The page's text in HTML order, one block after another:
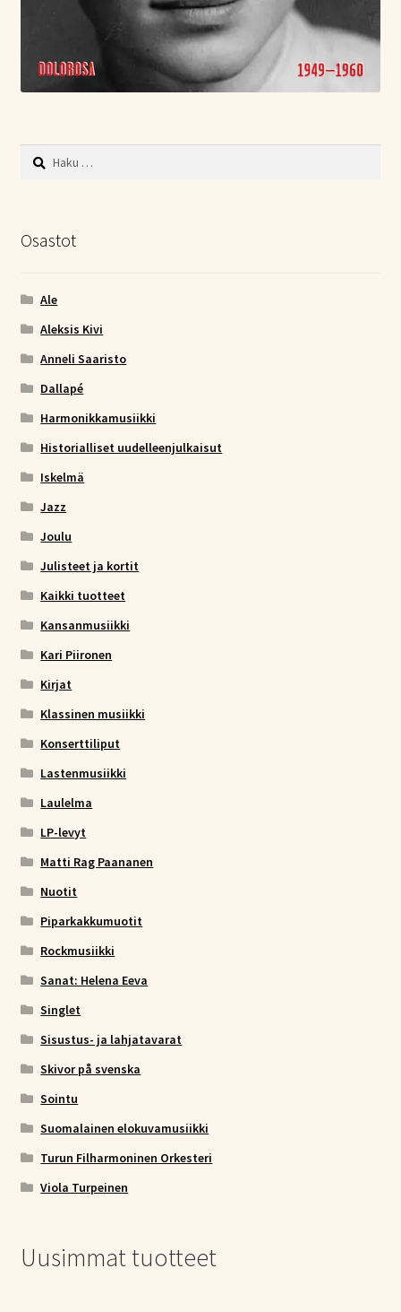
Haku:
Osastot
Ale
Aleksis Kivi
Anneli Saaristo
Dallapé
Harmonikkamusiikki
Historialliset uudelleenjulkaisut
Iskelmä
Jazz
Joulu
Julisteet ja kortit
Kaikki tuotteet
Kansanmusiikki
Kari Piironen
Kirjat
Klassinen musiikki
Konserttiliput
Lastenmusiikki
Laulelma
LP-levyt
Matti Rag Paananen
Nuotit
Piparkakkumuotit
Rockmusiikki
Sanat: Helena Eeva
Singlet
Sisustus- ja lahjatavarat
Skivor på svenska
Sointu
Suomalainen elokuvamusiikki
Turun Filharmoninen Orkesteri
Viola Turpeinen
Uusimmat tuotteet